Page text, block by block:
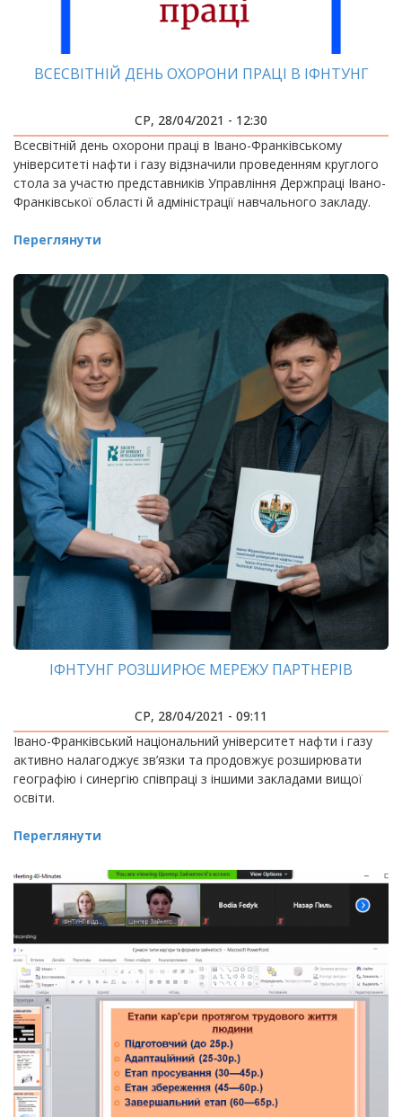
ВСЕСВІТНІЙ ДЕНЬ ОХОРОНИ ПРАЦІ В ІФНТУНГ
СР, 28/04/2021 - 12:30
Всесвітній день охорони праці в Івано-Франківському
університеті нафти і газу відзначили проведенням круглого
стола за участю представників Управління Держпраці Івано-
Франківської області й адміністрації навчального закладу.
Переглянути
ІФНТУНГ РОЗШИРЮЄ МЕРЕЖУ ПАРТНЕРІВ
СР, 28/04/2021 - 09:11
Івано-Франківський національний університет нафти і газу
активно налагоджує зв’язки та продовжує розширювати
географію і синергію співпраці з іншими закладами вищої
освіти.
Переглянути